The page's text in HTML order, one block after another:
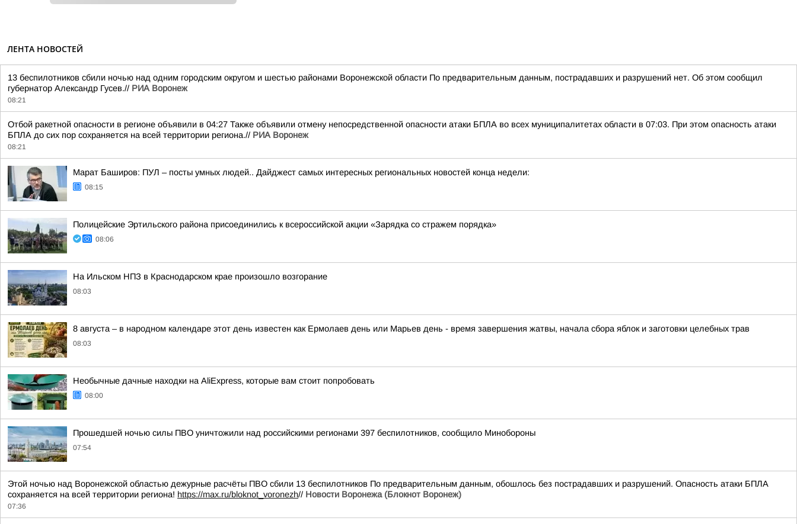
ЛЕНТА НОВОСТЕЙ
13 беспилотников сбили ночью над одним городским округом и шестью районами Воронежской области По предварительным данным, пострадавших и разрушений нет. Об этом сообщил
губернатор Александр Гусев.// РИА Воронеж
08:21
Отбой ракетной опасности в регионе объявили в 04:27 Также объявили отмену непосредственной опасности атаки БПЛА во всех муниципалитетах области в 07:03. При этом опасность атаки
БПЛА до сих пор сохраняется на всей территории региона.// РИА Воронеж
08:21
Марат Баширов: ПУЛ – посты умных людей.. Дайджест самых интересных региональных новостей конца недели:
08:15
Полицейские Эртильского района присоединились к всероссийской акции «Зарядка со стражем порядка»
08:06
На Ильском НПЗ в Краснодарском крае произошло возгорание
08:03
8 августа – в народном календаре этот день известен как Ермолаев день или Марьев день - время завершения жатвы, начала сбора яблок и заготовки целебных трав
08:03
Необычные дачные находки на AliExpress, которые вам стоит попробовать
08:00
Прошедшей ночью силы ПВО уничтожили над российскими регионами 397 беспилотников, сообщило Минобороны
07:54
Этой ночью над Воронежской областью дежурные расчёты ПВО сбили 13 беспилотников По предварительным данным, обошлось без пострадавших и разрушений. Опасность атаки БПЛА
сохраняется на всей территории региона! https://max.ru/bloknot_voronezh// Новости Воронежа (Блокнот Воронеж)
07:36